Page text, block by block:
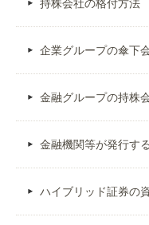
持株会社の格付方法
企業グループの傘下
金融グループの持株
金融機関等が発行す
ハイブリッド証券の